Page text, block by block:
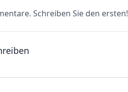
Schreiben Sie den ersten!